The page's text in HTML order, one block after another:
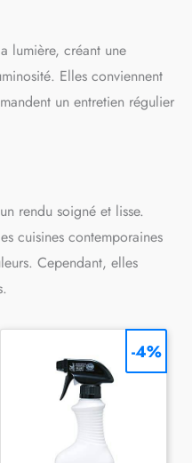
lumière, créant une
Elles conviennent
un entretien régulier
rendu soigné et lisse.
cuisines contemporaines
Cependant, elles
-4%